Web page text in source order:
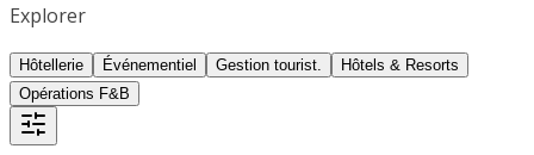
Explorer
Hôtellerie Événementiel Gestion tourist.
Hôtels & Resorts
Opérations F&B